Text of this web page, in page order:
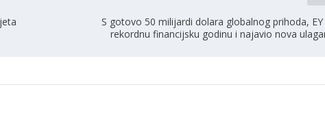
S gotovo 50 milijardi dolara globalnog prihoda,
rekordnu financijsku godinu i najavio nova